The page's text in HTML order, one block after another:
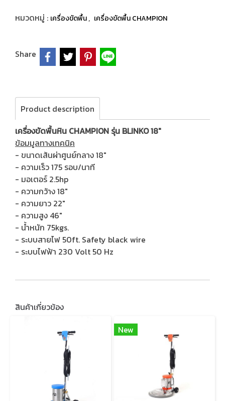
หมวดหมู่ : เครื่องขัดพื้น, เครื่องขัดพื้น CHAMPION
Share
Product description
เครื่องขัดพื้นหิน CHAMPION รุ่น BLINKO 18"
ข้อมมูลทางเทคนิค
- ขนาดเส้นผ่าศูนย์กลาง 18"
- ความเร็ว 175 รอบ/นาที
- มอเตอร์ 2.5hp
- ความกว้าง 18"
- ความยาว 22"
- ความสูง 46"
- น้ำหนัก 75kgs.
- ระบบสายไฟ 50ft. Safety black wire
- ระบบไฟฟ้า 230 Volt 50 Hz
สินค้าเกี่ยวข้อง
New